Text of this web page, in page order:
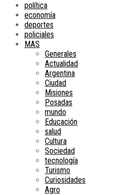
política
economía
deportes
policiales
MAS
Generales
Actualidad
Argentina
Ciudad
Misiones
Posadas
mundo
Educación
salud
Cultura
Sociedad
tecnología
Turismo
Curiosidades
Agro